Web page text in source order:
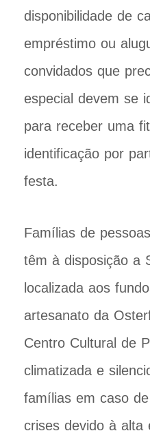
disponibilidade de
empréstimo ou
convidados que
especial devem se
para receber uma
identificação por
festa.
Famílias de
têm à disposição a
localizada aos
artesanato da
Centro Cultural de
climatizada e
famílias em caso
crises devido à alta